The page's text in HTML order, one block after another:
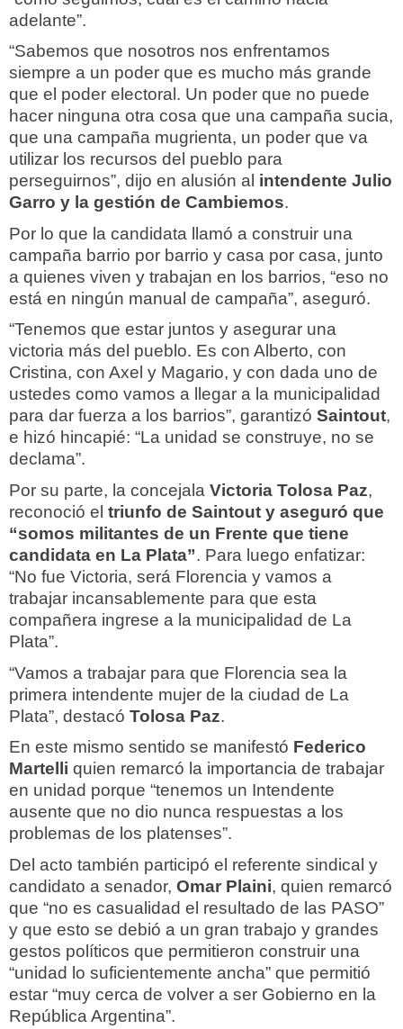
adelante”.
“Sabemos que nosotros nos enfrentamos
siempre a un poder que es mucho más grande
que el poder electoral. Un poder que no puede
hacer ninguna otra cosa que una campaña sucia,
que una campaña mugrienta, un poder que va
utilizar los recursos del pueblo para
perseguirnos”, dijo en alusión al intendente Julio
Garro y la gestión de Cambiemos.
Por lo que la candidata llamó a construir una
campaña barrio por barrio y casa por casa, junto
a quienes viven y trabajan en los barrios, “eso no
está en ningún manual de campaña”, aseguró.
“Tenemos que estar juntos y asegurar una
victoria más del pueblo. Es con Alberto, con
Cristina, con Axel y Magario, y con dada uno de
ustedes como vamos a llegar a la municipalidad
para dar fuerza a los barrios”, garantizó Saintout,
e hizó hincapié: “La unidad se construye, no se
declama”.
Por su parte, la concejala Victoria Tolosa Paz,
reconoció el triunfo de Saintout y aseguró que
“somos militantes de un Frente que tiene
candidata en La Plata”. Para luego enfatizar:
“No fue Victoria, será Florencia y vamos a
trabajar incansablemente para que esta
compañera ingrese a la municipalidad de La
Plata”.
“Vamos a trabajar para que Florencia sea la
primera intendente mujer de la ciudad de La
Plata”, destacó Tolosa Paz.
En este mismo sentido se manifestó Federico
Martelli quien remarcó la importancia de trabajar
en unidad porque “tenemos un Intendente
ausente que no dio nunca respuestas a los
problemas de los platenses”.
Del acto también participó el referente sindical y
candidato a senador, Omar Plaini, quien remarcó
que “no es casualidad el resultado de las PASO”
y que esto se debió a un gran trabajo y grandes
gestos políticos que permitieron construir una
“unidad lo suficientemente ancha” que permitió
estar “muy cerca de volver a ser Gobierno en la
República Argentina”.